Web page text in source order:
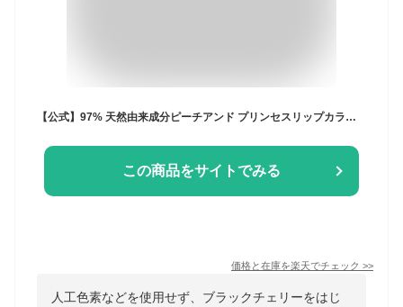
この商品をサイトでみる
価格と在庫を楽天でチェック >>
人工色素などを使用せず、ブラックチェリーをはじ